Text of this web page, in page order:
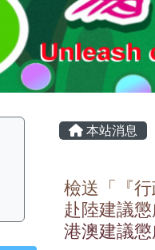
本站消息
檢送「『
赴陸建議
港澳建議